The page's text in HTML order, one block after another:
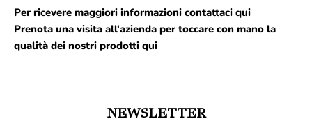
Per ricevere maggiori informazioni contattaci qui
Prenota una visita all'azienda per toccare con mano la
qualità dei nostri prodotti qui
NEWSLETTER